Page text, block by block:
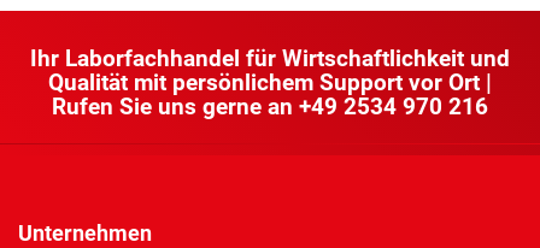
Ihr Laborfachhandel für Wirtschaftlichkeit und
Qualität mit persönlichem Support vor Ort |
Rufen Sie uns gerne an +49 2534 970 216
Unternehmen